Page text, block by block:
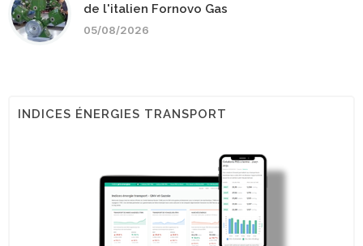
de l'italien Fornovo Gas
05/08/2026
INDICES ÉNERGIES TRANSPORT